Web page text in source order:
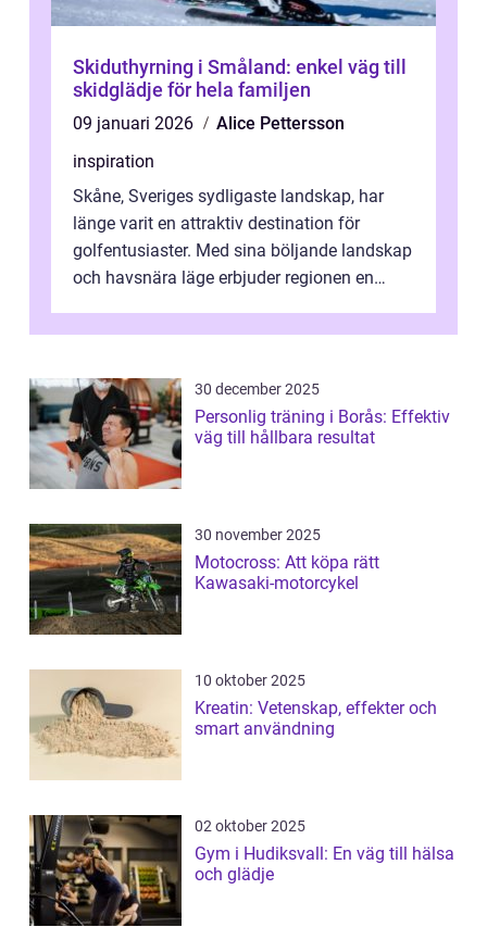
Skiduthyrning i Småland: enkel väg till
skidglädje för hela familjen
09 januari 2026
Alice Pettersson
inspiration
Skåne, Sveriges sydligaste landskap, har
länge varit en attraktiv destination för
golfentusiaster. Med sina böljande landskap
och havsnära läge erbjuder regionen en
30 december 2025
Personlig träning i Borås: Effektiv
väg till hållbara resultat
30 november 2025
Motocross: Att köpa rätt
Kawasaki-motorcykel
10 oktober 2025
Kreatin: Vetenskap, effekter och
smart användning
02 oktober 2025
Gym i Hudiksvall: En väg till hälsa
och glädje